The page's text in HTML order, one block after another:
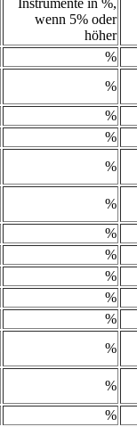
wenn 5% oder
höher
%
%
%
%
%
%
%
%
%
%
%
%
%
%